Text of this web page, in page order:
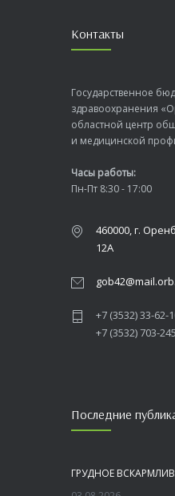
Контакты
Государственное
здравоохранения
областной центр
и медицинской
Часы работы:
Пн-Пт 8:30 - 17:00
460000, г.
12А
+7 (3532) 33-62-
+7 (3532) 703-245
Последние